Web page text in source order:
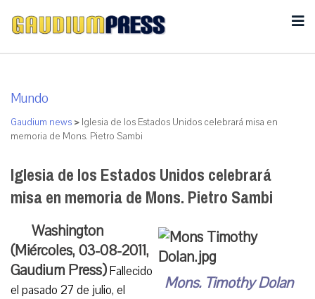
Mundo
Gaudium news > Iglesia de los Estados Unidos celebrará misa en
memoria de Mons. Pietro Sambi
Iglesia de los Estados Unidos celebrará
misa en memoria de Mons. Pietro Sambi
Mons. Timothy Dolan
Washington
(Miércoles, 03-08-2011,
Gaudium Press)Fallecido
el pasado 27 de julio, el